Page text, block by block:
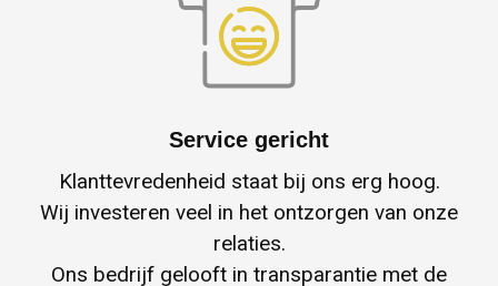
Waterdichte tassen
Haarbanden & Polsbandjes
Accessoires voor Headwear
Service gericht
Klanttevredenheid staat bij ons erg hoog.
Wij investeren veel in het ontzorgen van onze
relaties.
Ons bedrijf gelooft in transparantie met de